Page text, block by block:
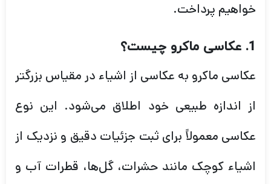
خواهیم پرداخت.
1. عکاسی ماکرو چیست؟
عکاسی ماکرو به عکاسی از اشیاء در مقیاس بزرگتر
از اندازه طبیعی خود اطلاق می‌شود. این نوع
عکاسی معمولاً برای ثبت جزئیات دقیق و نزدیک از
اشیاء کوچک مانند حشرات، گل‌ها، قطرات آب و